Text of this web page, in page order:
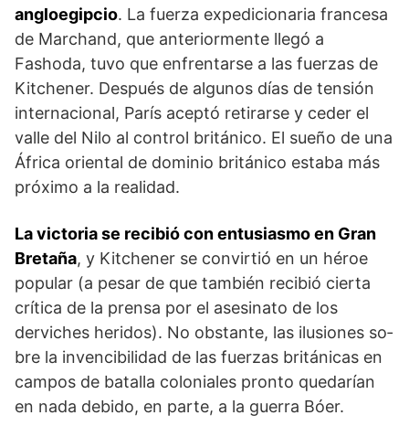
angloegipcio. La fuerza expedicionaria francesa
de Marchand, que anteriormente llegó a
Fashoda, tuvo que enfrentar­se a las fuerzas de
Kitchener. Después de algunos días de tensión
internacional, París aceptó retirarse y ceder el
valle del Nilo al control británico. El sueño de una
África oriental de dominio británico estaba más
próximo a la realidad.
La victoria se recibió con entusiasmo en Gran
Bretaña, y Kitchener se convir­tió en un héroe
popular (a pesar de que también re­cibió cierta
crítica de la prensa por el asesinato de los
derviches heridos). No obstante, las ilusiones so­
bre la invencibilidad de las fuerzas británicas en
cam­pos de batalla coloniales pronto quedarían
en nada debido, en parte, a la guerra Bóer.